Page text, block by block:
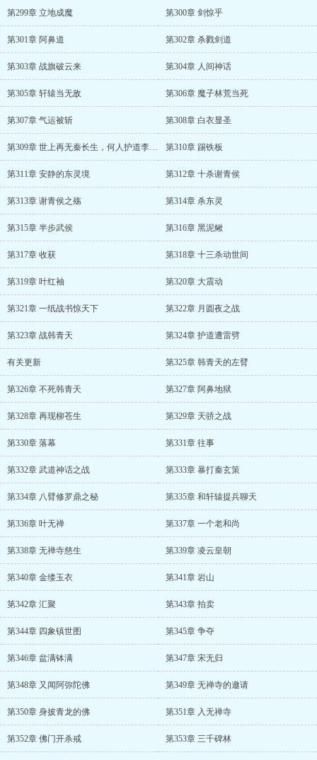
第299章 立地成魔 第300章 剑惊乎
第301章 阿鼻道 第302章 杀戮剑道
第303章 战旗破云来 第304章 人间神话
第305章 轩辕当无敌 第306章 魔子林荒当死
第307章 气运被斩 第308章 白衣显圣
第309章 世上再无秦长生，何人护道李白衣 第310章 踢铁板
第311章 安静的东灵境 第312章 十杀谢青侯
第313章 谢青侯之殇 第314章 杀东灵
第315章 半步武侯 第316章 黑泥鳅
第317章 收获 第318章 十三杀动世间
第319章 叶红袖 第320章 大震动
第321章 一纸战书惊天下 第322章 月圆夜之战
第323章 战韩青天 第324章 护道遭雷劈
有关更新 第325章 韩青天的左臂
第326章 不死韩青天 第327章 阿鼻地狱
第328章 再现柳苍生 第329章 天骄之战
第330章 落幕 第331章 往事
第332章 武道神话之战 第333章 暴打秦玄策
第334章 八臂修罗鼎之秘 第335章 和轩辕提兵聊天
第336章 叶无禅 第337章 一个老和尚
第338章 无禅寺慈生 第339章 凌云皇朝
第340章 金缕玉衣 第341章 岩山
第342章 汇聚 第343章 拍卖
第344章 四象镇世图 第345章 争夺
第346章 盆满钵满 第347章 宋无归
第348章 又闻阿弥陀佛 第349章 无禅寺的邀请
第350章 身披青龙的佛 第351章 入无禅寺
第352章 佛门开杀戒 第353章 三千碑林